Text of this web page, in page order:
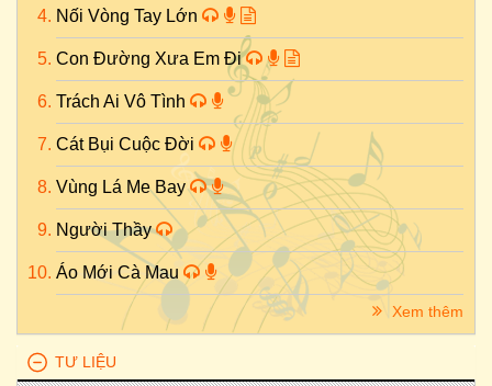
Nối Vòng Tay Lớn
Con Đường Xưa Em Đi
Trách Ai Vô Tình
Cát Bụi Cuộc Đời
Vùng Lá Me Bay
Người Thầy
Áo Mới Cà Mau
Xem thêm
TƯ LIỆU